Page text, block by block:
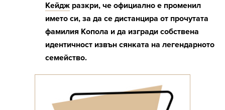
Кейдж разкри, че официално е променил
името си, за да се дистанцира от прочутата
фамилия Копола и да изгради собствена
идентичност извън сянката на легендарното
семейство.